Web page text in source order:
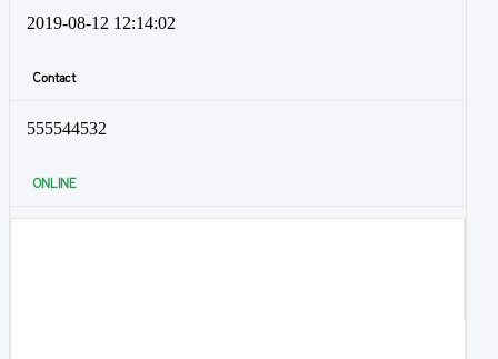
2019-08-12 12:14:02
Contact
555544532
ONLINE